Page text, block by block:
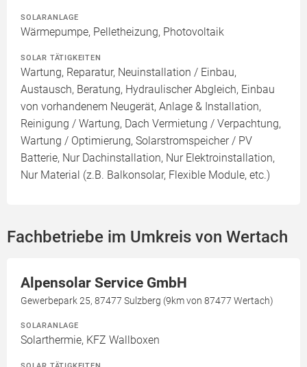
SOLARANLAGE
Wärmepumpe, Pelletheizung, Photovoltaik
SOLAR TÄTIGKEITEN
Wartung, Reparatur, Neuinstallation / Einbau,
Austausch, Beratung, Hydraulischer Abgleich, Einbau
von vorhandenem Neugerät, Anlage & Installation,
Reinigung / Wartung, Dach Vermietung / Verpachtung,
Wartung / Optimierung, Solarstromspeicher / PV
Batterie, Nur Dachinstallation, Nur Elektroinstallation,
Nur Material (z.B. Balkonsolar, Flexible Module, etc.)
Fachbetriebe im Umkreis von Wertach
Alpensolar Service GmbH
Gewerbepark 25, 87477 Sulzberg (9km von 87477 Wertach)
SOLARANLAGE
Solarthermie, KFZ Wallboxen